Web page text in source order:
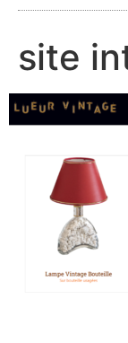
site